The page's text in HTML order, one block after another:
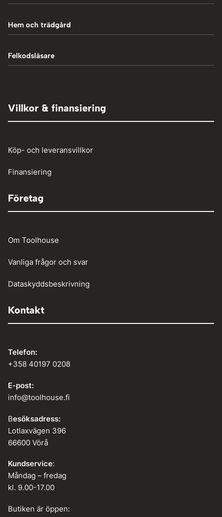
Däckventiler
Tillbehör och verktyg
MIG-svetsning
Plasmaskärning
Luftpåfyllare
Mutterdragare
Batteriladdare
Hydraulpressar
Verkstadstvätt
Vinschar
Hem och trädgård
Vedklyvar
Felkodsläsare
Person och paketbil
Villkor & finansiering
Köp- och leveransvillkor
Finansiering
Företag
Om Toolhouse
Vanliga frågor och svar
Dataskyddsbeskrivning
Kontakt
Telefon:
+358 40197 0208
E-post:
info@toolhouse.fi
Besöksadress:
Lotlaxvägen 396
66600 Vörå
Kundservice:
Måndag – fredag
kl. 9.00-17.00
Butiken är öppen: